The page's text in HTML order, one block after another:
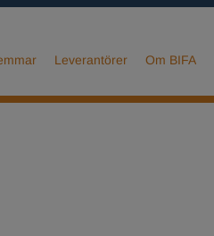
Leverantörer Om BIFA